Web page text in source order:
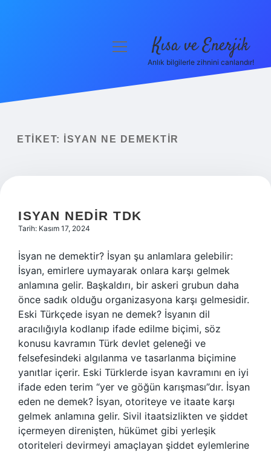
Yasal Uyarı
menüyü
Kısa ve Enerjik
Anlık bilgilerle zihnini canlandır!
ETIKET: İSYAN NE DEMEKTIR
ISYAN NEDIR TDK
Tarih: Kasım 17, 2024
İsyan ne demektir? İsyan şu anlamlara gelebilir:
İsyan, emirlere uymayarak onlara karşı gelmek
anlamına gelir. Başkaldırı, bir askeri grubun daha
önce sadık olduğu organizasyona karşı gelmesidir.
Eski Türkçede isyan ne demek? İsyanın dil
aracılığıyla kodlanıp ifade edilme biçimi, söz
konusu kavramın Türk devlet geleneği ve
felsefesindeki algılanma ve tasarlanma biçimine
yanıtlar içerir. Eski Türklerde isyan kavramını en iyi
ifade eden terim “yer ve göğün karışması”dır. İsyan
eden ne demek? İsyan, otoriteye ve itaate karşı
gelmek anlamına gelir. Sivil itaatsizlikten ve şiddet
içermeyen direnişten, hükümet gibi yerleşik
otoriteleri devirmeyi amaçlayan şiddet eylemlerine